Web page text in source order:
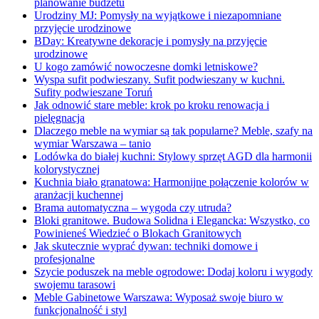
Urodziny MJ: Pomysły na wyjątkowe i niezapomniane
przyjęcie urodzinowe
BDay: Kreatywne dekoracje i pomysły na przyjęcie
urodzinowe
U kogo zamówić nowoczesne domki letniskowe?
Wyspa sufit podwieszany. Sufit podwieszany w kuchni.
Sufity podwieszane Toruń
Jak odnowić stare meble: krok po kroku renowacja i
pielęgnacja
Dlaczego meble na wymiar są tak popularne? Meble, szafy na
wymiar Warszawa – tanio
Lodówka do białej kuchni: Stylowy sprzęt AGD dla harmonii
kolorystycznej
Kuchnia biało granatowa: Harmonijne połączenie kolorów w
aranżacji kuchennej
Brama automatyczna – wygoda czy utruda?
Bloki granitowe. Budowa Solidna i Elegancka: Wszystko, co
Powinieneś Wiedzieć o Blokach Granitowych
Jak skutecznie wyprać dywan: techniki domowe i
profesjonalne
Szycie poduszek na meble ogrodowe: Dodaj koloru i wygody
swojemu tarasowi
Meble Gabinetowe Warszawa: Wyposaż swoje biuro w
funkcjonalność i styl